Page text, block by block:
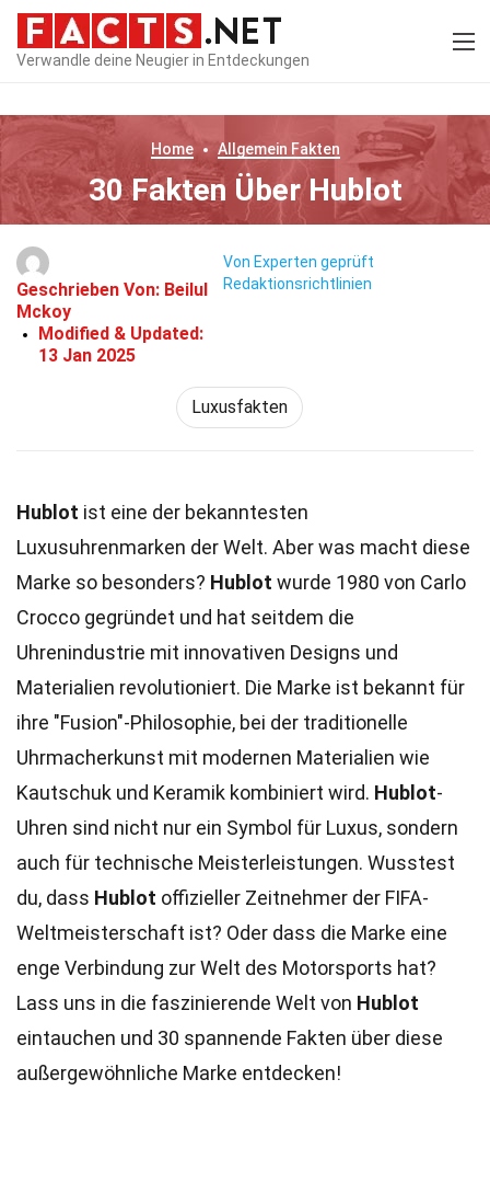
Verwandle deine Neugier in Entdeckungen
Home Allgemein Fakten
30 Fakten Über Hublot
Geschrieben Von: Beilul
Mckoy
Modified & Updated:
13 Jan 2025
Von Experten geprüft
Redaktionsrichtlinien
Luxusfakten
Hublot ist eine der bekanntesten
Luxusuhrenmarken der Welt. Aber was macht diese
Marke so besonders? Hublot wurde 1980 von Carlo
Crocco gegründet und hat seitdem die
Uhrenindustrie mit innovativen Designs und
Materialien revolutioniert. Die Marke ist bekannt für
ihre "Fusion"-Philosophie, bei der traditionelle
Uhrmacherkunst mit modernen Materialien wie
Kautschuk und Keramik kombiniert wird. Hublot-
Uhren sind nicht nur ein Symbol für Luxus, sondern
auch für technische Meisterleistungen. Wusstest
du, dass Hublot offizieller Zeitnehmer der FIFA-
Weltmeisterschaft ist? Oder dass die Marke eine
enge Verbindung zur Welt des Motorsports hat?
Lass uns in die faszinierende Welt von Hublot
eintauchen und 30 spannende Fakten über diese
außergewöhnliche Marke entdecken!